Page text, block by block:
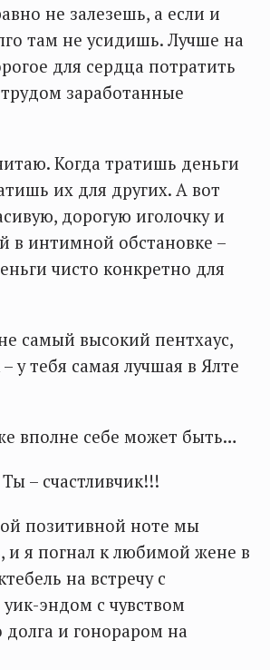
не залезешь, а если и
там не усидишь. Лучше на
для сердца потратить
заработанные
Когда тратишь деньги
их для других. А вот
дорогую иголочку и
в интимной обстановке –
чисто конкретно для
самый высокий пентхаус,
у тебя самая лучшая в Ялте
вполне себе может быть…
– счастливчик!!!
позитивной ноте мы
и я погнал к любимой жене в
на встречу с
эндом с чувством
и гонораром на